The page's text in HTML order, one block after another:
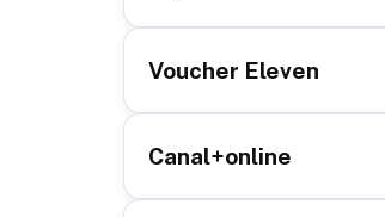
Voucher Eleven
Canal+online